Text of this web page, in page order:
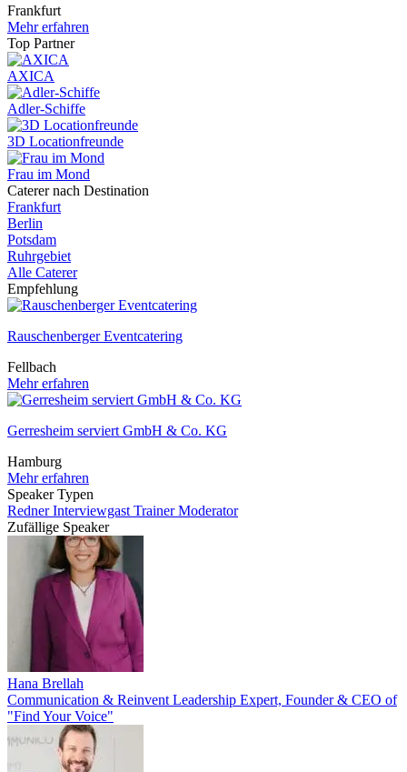
Frankfurt
Mehr erfahren
Top Partner
AXICA
Adler-Schiffe
3D Locationfreunde
Frau im Mond
Caterer nach Destination
Frankfurt
Berlin
Potsdam
Ruhrgebiet
Alle Caterer
Empfehlung
Rauschenberger Eventcatering
Fellbach
Mehr erfahren
Gerresheim serviert GmbH & Co. KG
Hamburg
Mehr erfahren
Speaker Typen
RednerInterviewgast TrainerModerator
Zufällige Speaker
Hana Brellah
Communication & Reinvent Leadership Expert, Founder & CEO of
"Find Your Voice"